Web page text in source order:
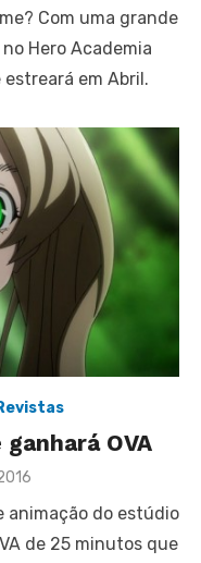
Com uma grande
Hero Academia
em Abril.
OVA
animação do estúdio
de 25 minutos que